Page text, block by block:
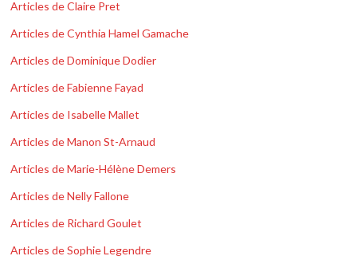
Articles de Claire Pret
Articles de Cynthia Hamel Gamache
Articles de Dominique Dodier
Articles de Fabienne Fayad
Articles de Isabelle Mallet
Articles de Manon St-Arnaud
Articles de Marie-Hélène Demers
Articles de Nelly Fallone
Articles de Richard Goulet
Articles de Sophie Legendre